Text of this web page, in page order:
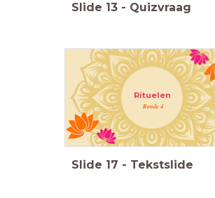
Slide 13 - Quizvraag
Rituelen
Ronde 4
Slide 17 - Tekstslide